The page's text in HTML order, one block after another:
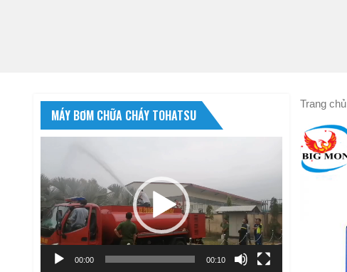
Trang chủ
MÁY BƠM CHỮA CHÁY TOHATSU
Video
00:00 00:10